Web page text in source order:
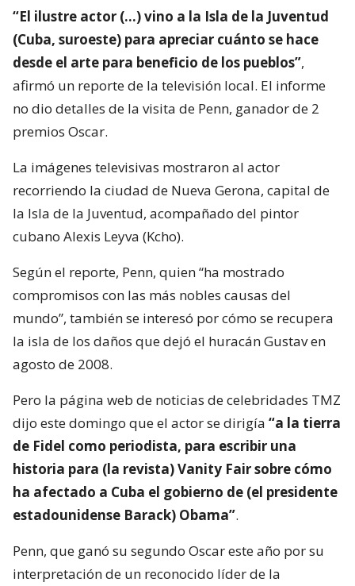
“El ilustre actor (…) vino a la Isla de la Juventud
(Cuba, suroeste) para apreciar cuánto se hace
desde el arte para beneficio de los pueblos”,
afirmó un reporte de la televisión local. El informe
no dio detalles de la visita de Penn, ganador de 2
premios Oscar.
La imágenes televisivas mostraron al actor
recorriendo la ciudad de Nueva Gerona, capital de
la Isla de la Juventud, acompañado del pintor
cubano Alexis Leyva (Kcho).
Según el reporte, Penn, quien “ha mostrado
compromisos con las más nobles causas del
mundo”, también se interesó por cómo se recupera
la isla de los daños que dejó el huracán Gustav en
agosto de 2008.
Pero la página web de noticias de celebridades TMZ
dijo este domingo que el actor se dirigía “a la tierra
de Fidel como periodista, para escribir una
historia para (la revista) Vanity Fair sobre cómo
ha afectado a Cuba el gobierno de (el presidente
estadounidense Barack) Obama”.
Penn, que ganó su segundo Oscar este año por su
interpretación de un reconocido líder de la